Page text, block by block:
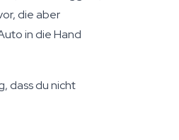
die aber
in die Hand
dass du nicht